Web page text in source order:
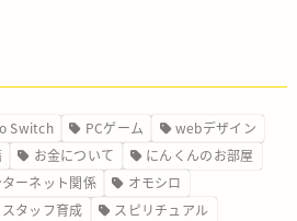
Switch PCゲーム
webデザイン
お金について
にんくんのお部屋
ーネット関係
オモシロ
スタッフ育成
スピリチュアル